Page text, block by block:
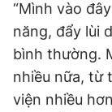
“Mình vào
năng, đẩy lùi
bình thường.
nhiều nữa, từ
viện nhiều